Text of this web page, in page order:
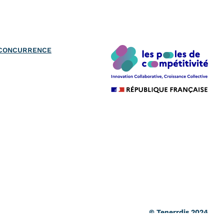
© Tenerrdis 2024